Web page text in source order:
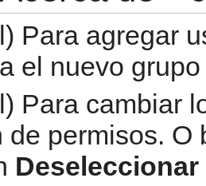
Para agregar
el nuevo
Para cambiar
de permisos.